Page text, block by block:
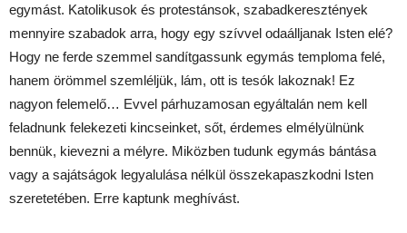
egymást. Katolikusok és protestánsok, szabadkeresztények
mennyire szabadok arra, hogy egy szívvel odaálljanak Isten elé?
Hogy ne ferde szemmel sandítgassunk egymás temploma felé,
hanem örömmel szemléljük, lám, ott is tesók lakoznak! Ez
nagyon felemelő… Evvel párhuzamosan egyáltalán nem kell
feladnunk felekezeti kincseinket, sőt, érdemes elmélyülnünk
bennük, kievezni a mélyre. Miközben tudunk egymás bántása
vagy a sajátságok legyalulása nélkül összekapaszkodni Isten
szeretetében. Erre kaptunk meghívást.